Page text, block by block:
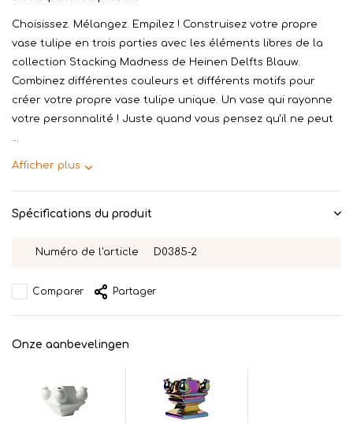
Choisissez. Mélangez. Empilez ! Construisez votre propre
vase tulipe en trois parties avec les éléments libres de la
collection Stacking Madness de Heinen Delfts Blauw.
Combinez différentes couleurs et différents motifs pour
créer votre propre vase tulipe unique. Un vase qui rayonne
votre personnalité ! Juste quand vous pensez qu'il ne peut
...
Afficher plus
Spécifications du produit
Numéro de l'article D0385-2
Comparer Partager
Onze aanbevelingen